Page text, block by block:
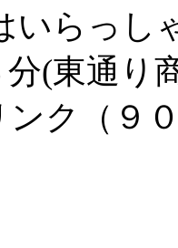
いらっし
分(東通り
ンク
（９